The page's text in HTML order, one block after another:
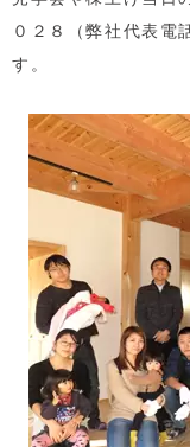
０２８（弊社代表電
す。